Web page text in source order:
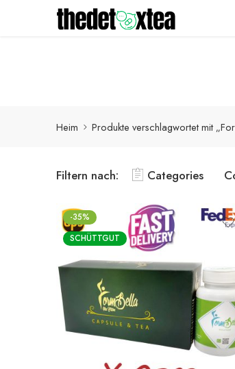
Detox-Produkte werden innerhalb
Heim Produkte verschlagwortet mit
Filtern nach: Categories
-35%
SCHÜTTGUT